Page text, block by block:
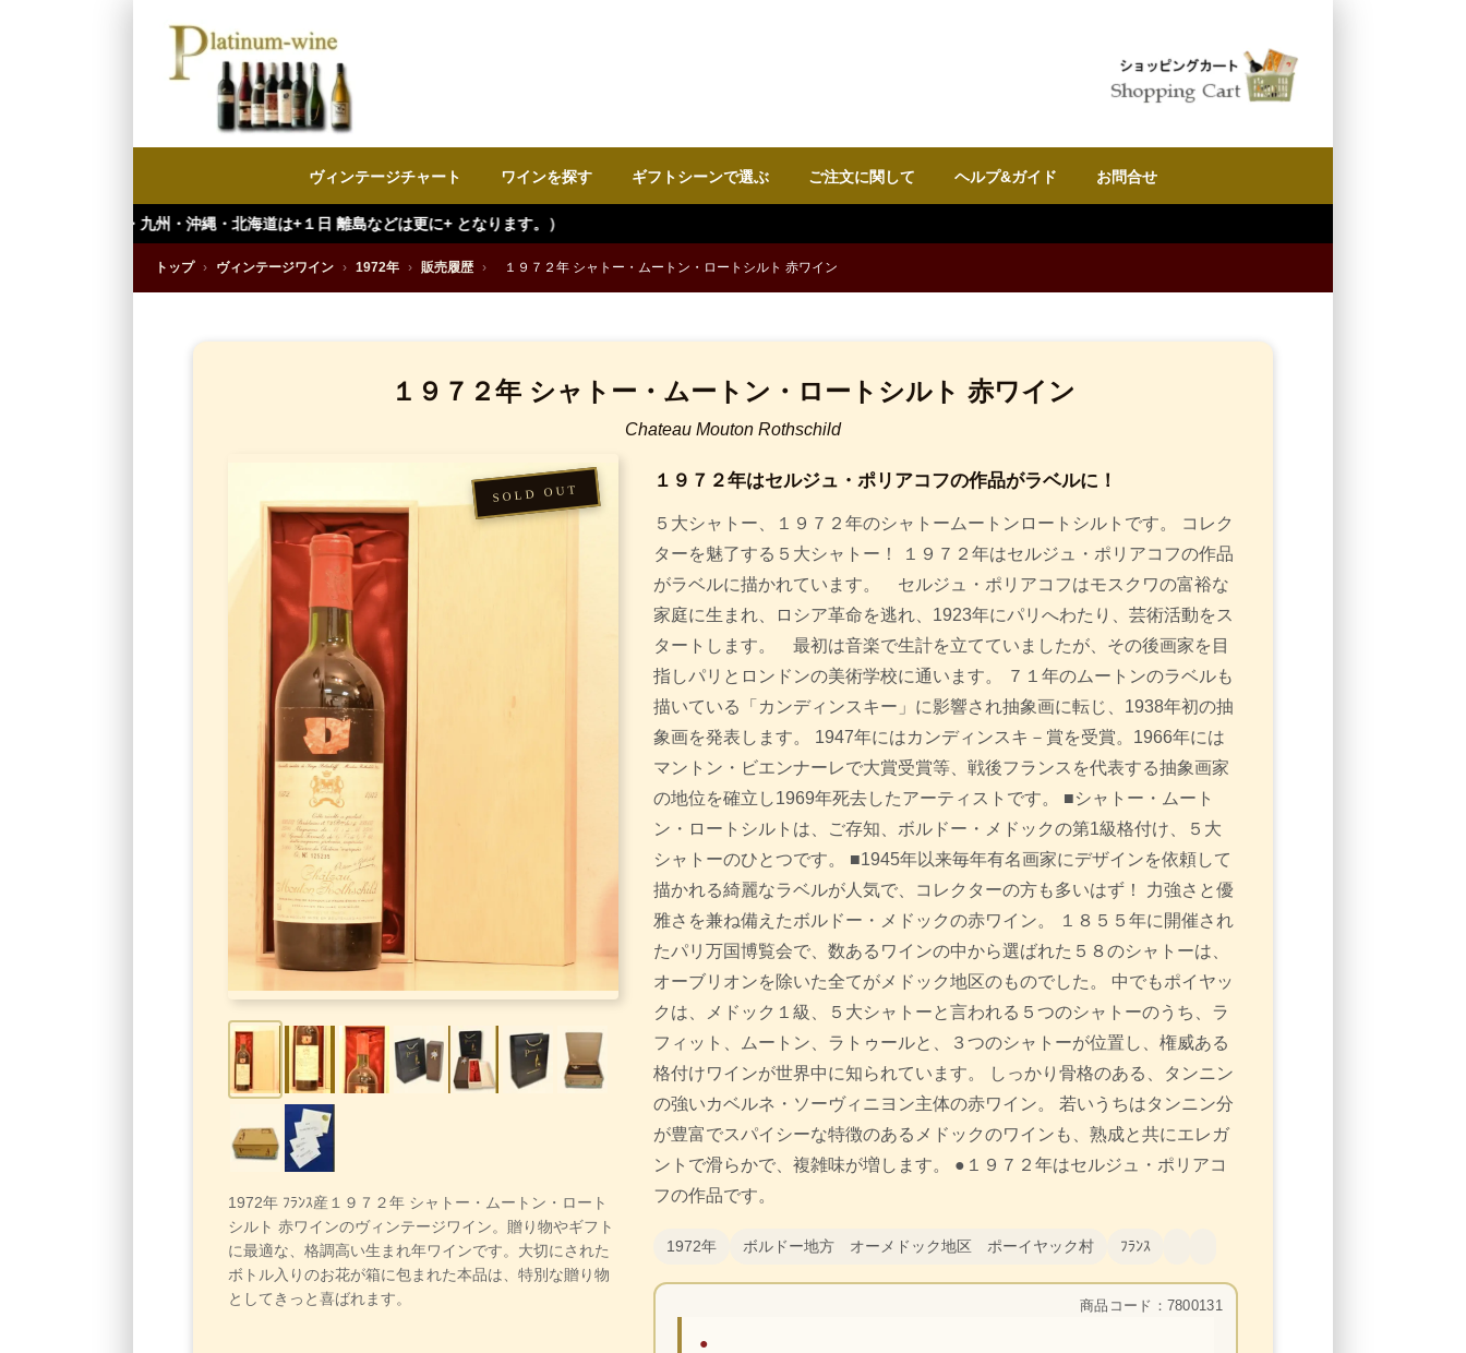
ヴィンテージチャート ワインを探す ギフトシーンで選ぶ ご注文に関して ヘルプ&ガイド お問合せ
沖縄・北海道は+１日 離島などは更に+ となります。）
トップ › ヴィンテージワイン › 1972年 › 販売履歴 › １９７２年 シャトー・ムートン・ロートシルト 赤ワイン
１９７２年 シャトー・ムートン・ロートシルト 赤ワイン
Chateau Mouton Rothschild
1972年 ﾌﾗﾝｽ産１９７２年 シャトー・ムートン・ロート
シルト 赤ワインのヴィンテージワイン。贈り物やギフト
に最適な、格調高い生まれ年ワインです。大切にされた
ボトル入りのお花が箱に包まれた本品は、特別な贈り物
としてきっと喜ばれます。
１９７２年はセルジュ・ポリアコフの作品がラベルに！
５大シャトー、１９７２年のシャトームートンロートシルトです。 コレク
ターを魅了する５大シャトー！ １９７２年はセルジュ・ポリアコフの作品
がラベルに描かれています。 セルジュ・ポリアコフはモスクワの富裕な
家庭に生まれ、ロシア革命を逃れ、1923年にパリへわたり、芸術活動をス
タートします。 最初は音楽で生計を立てていましたが、その後画家を目
指しパリとロンドンの美術学校に通います。 ７１年のムートンのラベルも
描いている「カンディンスキー」に影響され抽象画に転じ、1938年初の抽
象画を発表します。 1947年にはカンディンスキ－賞を受賞。1966年には
マントン・ビエンナーレで大賞受賞等、戦後フランスを代表する抽象画家
の地位を確立し1969年死去したアーティストです。 ■シャトー・ムート
ン・ロートシルトは、ご存知、ボルドー・メドックの第1級格付け、５大
シャトーのひとつです。 ■1945年以来毎年有名画家にデザインを依頼して
描かれる綺麗なラベルが人気で、コレクターの方も多いはず！ 力強さと優
雅さを兼ね備えたボルドー・メドックの赤ワイン。 １８５５年に開催され
たパリ万国博覧会で、数あるワインの中から選ばれた５８のシャトーは、
オーブリオンを除いた全てがメドック地区のものでした。 中でもポイヤッ
クは、メドック１級、５大シャトーと言われる５つのシャトーのうち、ラ
フィット、ムートン、ラトゥールと、３つのシャトーが位置し、権威ある
格付けワインが世界中に知られています。 しっかり骨格のある、タンニン
の強いカベルネ・ソーヴィニヨン主体の赤ワイン。 若いうちはタンニン分
が豊富でスパイシーな特徴のあるメドックのワインも、熟成と共にエレガ
ントで滑らかで、複雑味が増します。 ●１９７２年はセルジュ・ポリアコ
フの作品です。
1972年 ボルドー地方 オーメドック地区 ポーイヤック村 ﾌﾗﾝｽ
商品コード：7800131
●